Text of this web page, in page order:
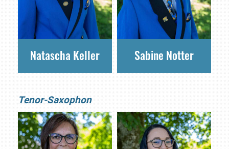
Natascha Keller Sabine Notter
Tenor-Saxophon